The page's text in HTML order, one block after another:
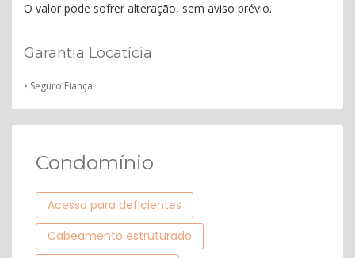
O valor pode sofrer alteração, sem aviso prévio.
Garantia Locatícia
• Seguro Fiança
Condomínio
Acesso para deficientes
Cabeamento estruturado